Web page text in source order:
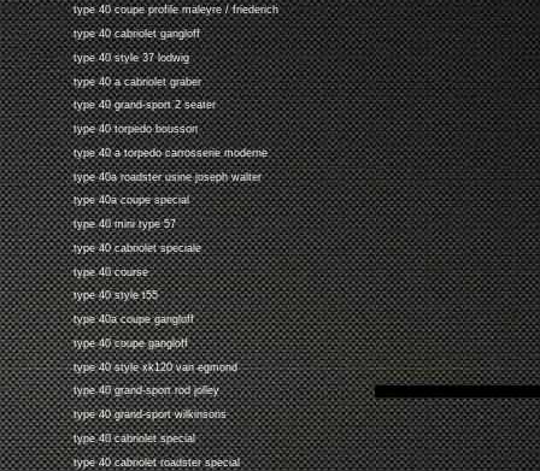
type 40 coupe profile maleyre / friederich
type 40 cabriolet gangloff
type 40 style 37 lodwig
type 40 a cabriolet graber
type 40 grand-sport 2 seater
type 40 torpedo bousson
type 40 a torpedo carrosserie moderne
type 40a roadster usine joseph walter
type 40a coupe special
type 40 mini type 57
type 40 cabriolet speciale
type 40 course
type 40 style t55
type 40a coupe gangloff
type 40 coupe gangloff
type 40 style xk120 van egmond
type 40 grand-sport rod jolley
type 40 grand-sport wilkinsons
type 40 cabriolet special
type 40 cabriolet roadster special